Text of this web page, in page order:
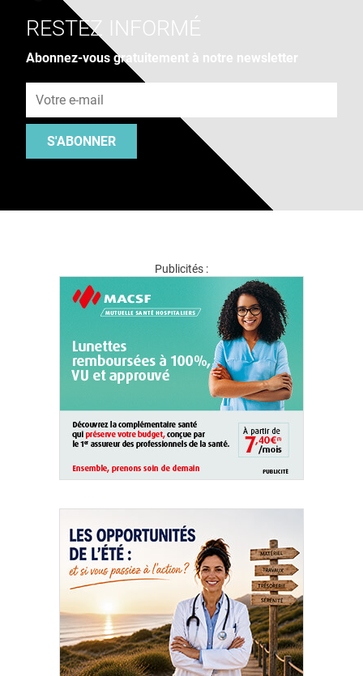
RESTEZ INFORMÉ
Abonnez-vous gratuitement à notre newsletter
S'ABONNER
Publicités :